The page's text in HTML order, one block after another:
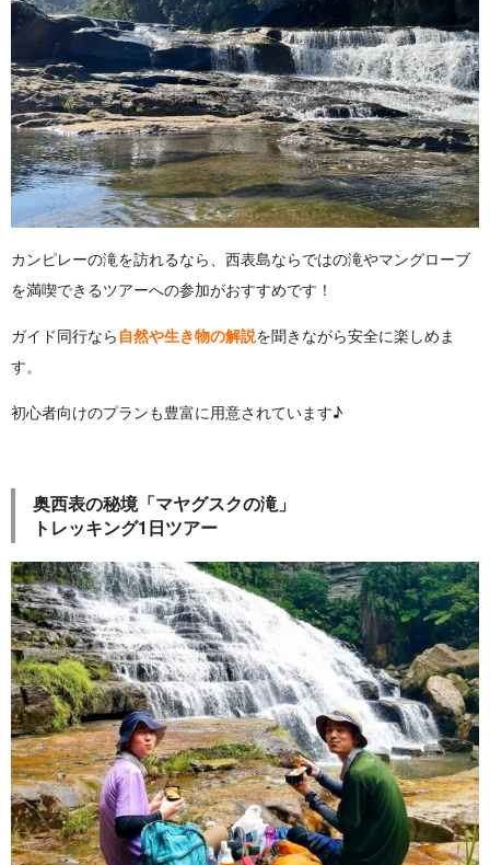
カンピレーの滝を訪れるなら、西表島ならではの滝やマングローブ
を満喫できるツアーへの参加がおすすめです！
ガイド同行なら 自然や生き物の解説を聞きながら安全に楽しめま
す。
初心者向けのプランも豊富に用意されています♪
奥西表の秘境「マヤグスクの滝」
トレッキング1日ツアー